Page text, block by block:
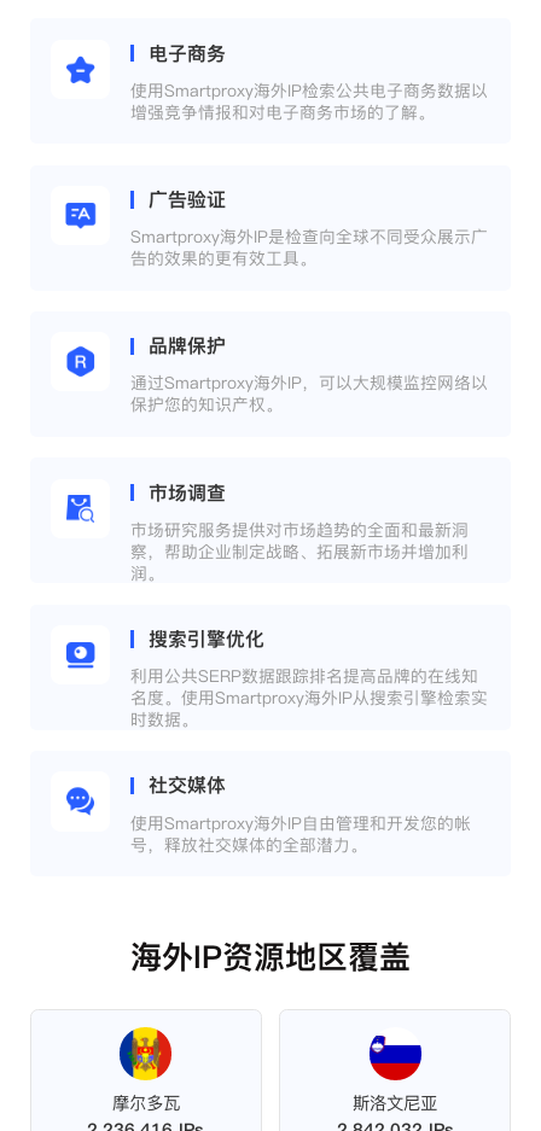
电子商务
使用Smartproxy海外IP检索公共电子商务数据以
增强竞争情报和对电子商务市场的了解。
广告验证
Smartproxy海外IP是检查向全球不同受众展示广
告的效果的更有效工具。
品牌保护
通过Smartproxy海外IP，可以大规模监控网络以
保护您的知识产权。
市场调查
市场研究服务提供对市场趋势的全面和最新洞
察，帮助企业制定战略、拓展新市场并增加利
润。
搜索引擎优化
利用公共SERP数据跟踪排名提高品牌的在线知
名度。使用Smartproxy海外IP从搜索引擎检索实
时数据。
社交媒体
使用Smartproxy海外IP自由管理和开发您的帐
号，释放社交媒体的全部潜力。
海外IP资源地区覆盖
摩尔多瓦
斯洛文尼亚